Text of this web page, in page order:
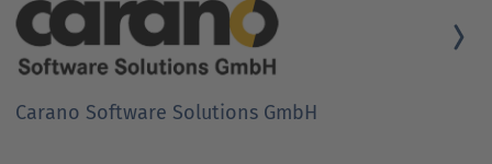
Carano Software Solutions GmbH